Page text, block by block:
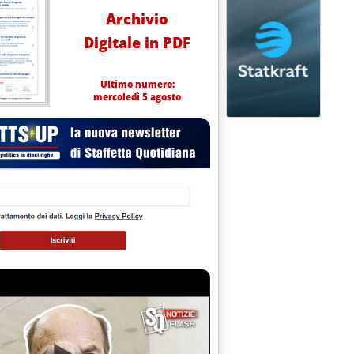
alle 12.44.
Archivio
Digitale in PDF
Ultimo numero:
mercoledì 5 agosto